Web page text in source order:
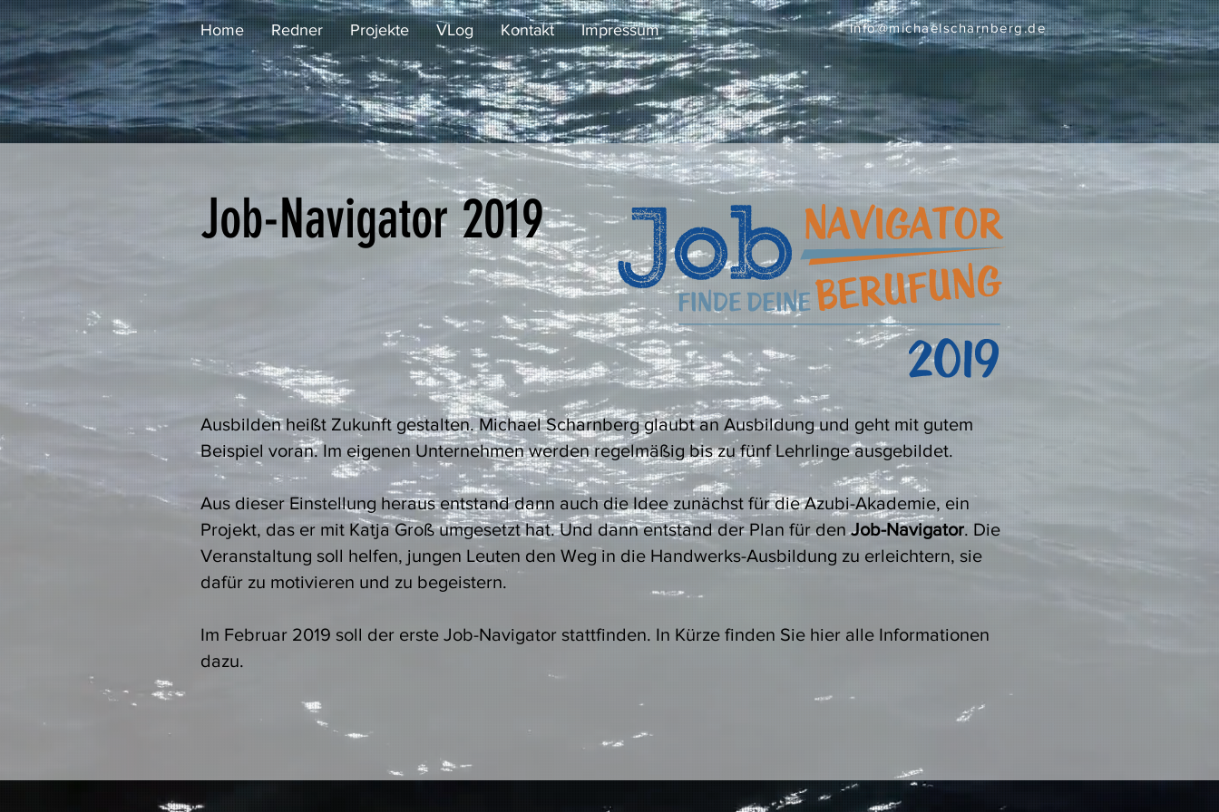
Home Redner Projekte VLog Kontakt Impressum info@michaelscharnberg.de
Job-Navigator 2019
Ausbilden heißt Zukunft gestalten. Michael Scharnberg glaubt an Ausbildung und geht mit gutem
Beispiel voran. Im eigenen Unternehmen werden regelmäßig bis zu fünf Lehrlinge ausgebildet.
Aus dieser Einstellung heraus entstand dann auch die Idee zunächst für die Azubi-Akademie, ein
Projekt, das er mit Katja Groß umgesetzt hat. Und dann entstand der Plan für denJob-Navigator. Die
Veranstaltung soll helfen, jungen Leuten den Weg in die Handwerks-Ausbildung zu erleichtern, sie
dafür zu motivieren und zu begeistern.
Im Februar 2019 soll der erste Job-Navigator stattfinden. In Kürze finden Sie hier alle Informationen
dazu.